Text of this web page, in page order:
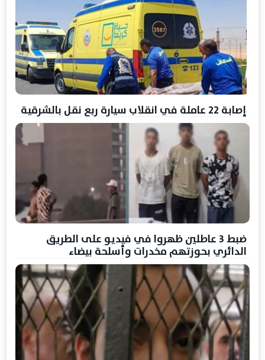
إصابة 22 عاملة في انقلاب سيارة ربع نقل بالشرقية
ضبط 3 عاطلين ظهروا في فيديو على الطريق
الدائري بحوزتهم مخدرات وأسلحة بيضاء